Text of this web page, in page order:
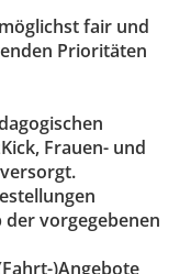
fair und
Prioritäten
Frauen- und
vorgegebenen
)Angebote